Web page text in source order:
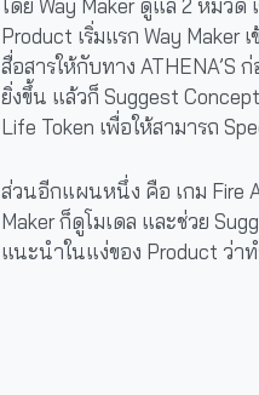
โดย Way Maker ดูแล 2 หมวด
Product เริ่มแรก Way
สื่อสารให้กับทาง ATHENA’S
ยิ่งขึ้น แล้วก็ Suggest
Life Token เพื่อให้สามารถ
ส่วนอีกแผนหนึ่ง คือ เกม Fire
Maker ก็ดูโมเดล และช่วย
แนะนำในแง่ของ Product ว่า